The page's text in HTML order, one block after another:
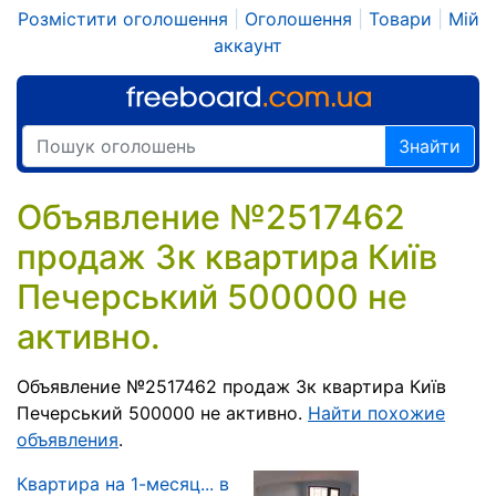
Розмістити оголошення Оголошення Товари
Мій
аккаунт
Знайти
Объявление №2517462
продаж 3к квартира Київ
Печерський 500000 не
активно.
Объявление №2517462 продаж 3к квартира Київ
Печерський 500000 не активно. Найти похожие
объявления.
Квартира на 1-месяц... в